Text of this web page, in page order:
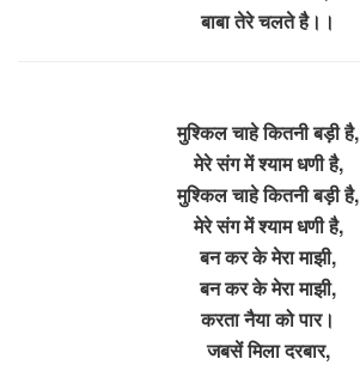
बाबा तेरे चलते है।।
मुश्किल चाहे कितनी बड़ी है,
मेरे संग में श्याम धणी है,
मुश्किल चाहे कितनी बड़ी है,
मेरे संग में श्याम धणी है,
बन कर के मेरा माझी,
बन कर के मेरा माझी,
करता नैया को पार।
जबसें मिला दरबार,